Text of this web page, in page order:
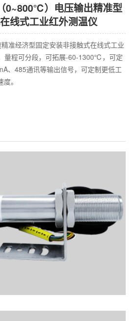
0~800℃）电压输出精准型
线式工业红外测温仪
准经济型固定安装非接触式在线式工业
量程可分段，可拓展-60-1300℃，可定
、485通讯等输出信号，可定制更低工
。